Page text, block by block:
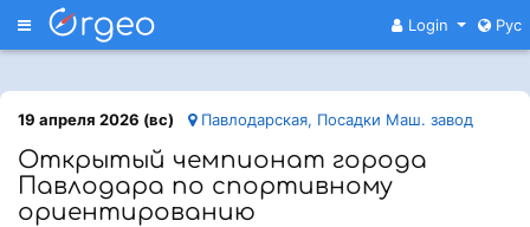
Меню Login Рус
19 апреля 2026 (вс) Павлодарская, Посадки Маш. завод
Открытый чемпионат города
Павлодара по спортивному
ориентированию